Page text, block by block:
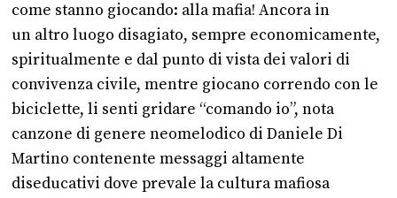
come stanno giocando: alla mafia! Ancora in
un altro luogo disagiato, sempre economicamente,
spiritualmente e dal punto di vista dei valori di
convivenza civile, mentre giocano correndo con le
biciclette, li senti gridare “comando io”, nota
canzone di genere neomelodico di Daniele Di
Martino contenente messaggi altamente
diseducativi dove prevale la cultura mafiosa